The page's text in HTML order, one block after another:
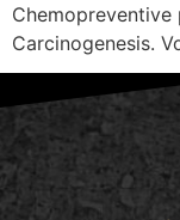
Carcinogenesis.